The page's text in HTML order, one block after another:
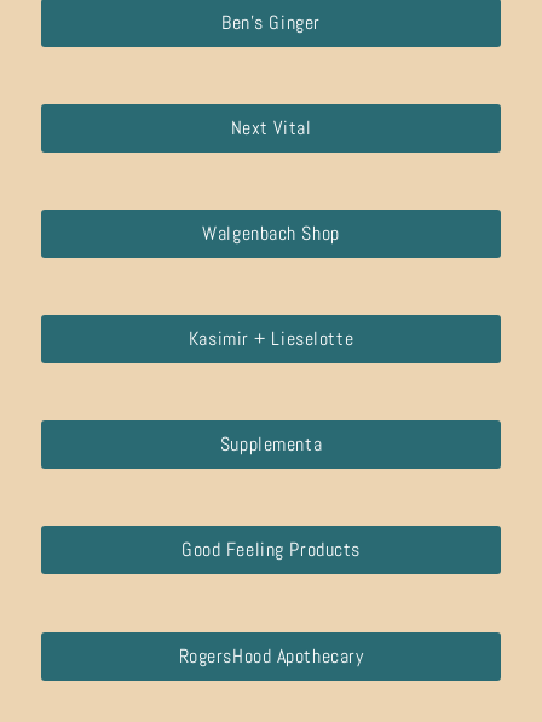
Ben’s Ginger
Next Vital
Walgenbach Shop
Kasimir + Lieselotte
Supplementa
Good Feeling Products
RogersHood Apothecary